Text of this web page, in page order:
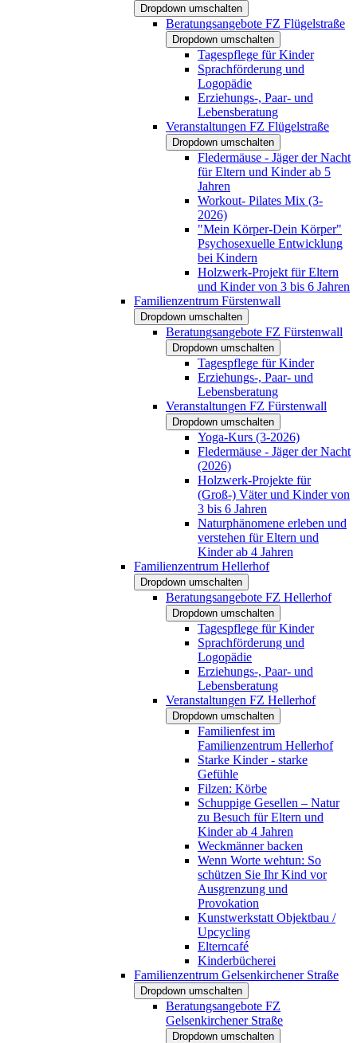
Dropdown umschalten
Beratungsangebote FZ Flügelstraße
Dropdown umschalten
Tagespflege für Kinder
Sprachförderung und
Logopädie
Erziehungs-, Paar- und
Lebensberatung
Veranstaltungen FZ Flügelstraße
Dropdown umschalten
Fledermäuse - Jäger der Nacht
für Eltern und Kinder ab 5
Jahren
Workout- Pilates Mix (3-
2026)
"Mein Körper-Dein Körper"
Psychosexuelle Entwicklung
bei Kindern
Holzwerk-Projekt für Eltern
und Kinder von 3 bis 6 Jahren
Familienzentrum Fürstenwall
Dropdown umschalten
Beratungsangebote FZ Fürstenwall
Dropdown umschalten
Tagespflege für Kinder
Erziehungs-, Paar- und
Lebensberatung
Veranstaltungen FZ Fürstenwall
Dropdown umschalten
Yoga-Kurs (3-2026)
Fledermäuse - Jäger der Nacht
(2026)
Holzwerk-Projekte für
(Groß-) Väter und Kinder von
3 bis 6 Jahren
Naturphänomene erleben und
verstehen für Eltern und
Kinder ab 4 Jahren
Familienzentrum Hellerhof
Dropdown umschalten
Beratungsangebote FZ Hellerhof
Dropdown umschalten
Tagespflege für Kinder
Sprachförderung und
Logopädie
Erziehungs-, Paar- und
Lebensberatung
Veranstaltungen FZ Hellerhof
Dropdown umschalten
Familienfest im
Familienzentrum Hellerhof
Starke Kinder - starke
Gefühle
Filzen: Körbe
Schuppige Gesellen – Natur
zu Besuch für Eltern und
Kinder ab 4 Jahren
Weckmänner backen
Wenn Worte wehtun: So
schützen Sie Ihr Kind vor
Ausgrenzung und
Provokation
Kunstwerkstatt Objektbau /
Upcycling
Elterncafé
Kinderbücherei
Familienzentrum Gelsenkirchener Straße
Dropdown umschalten
Beratungsangebote FZ
Gelsenkirchener Straße
Dropdown umschalten